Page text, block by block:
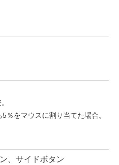
をマウスに割り当てた場合。
、サイドボタン